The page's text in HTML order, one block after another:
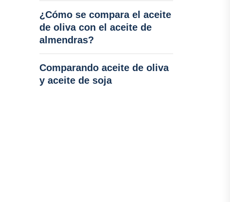
¿Cómo se compara el aceite
de oliva con el aceite de
almendras?
Comparando aceite de oliva
y aceite de soja